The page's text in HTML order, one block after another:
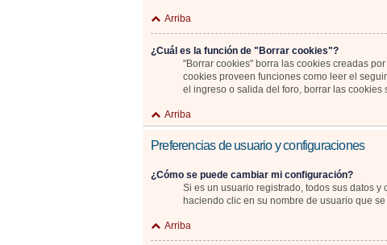
Arriba
¿Cuál es la función de "Borrar cookies"?
"Borrar cookies" borra las cookies creadas
cookies proveen funciones como leer el
el ingreso o salida del foro, borrar las cookies
Arriba
Preferencias de usuario y configuraciones
¿Cómo se puede cambiar mi configuración?
Si es un usuario registrado, todos sus datos
haciendo clic en su nombre de usuario que
Arriba